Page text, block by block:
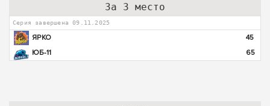
За 3 место
Серия завершена 09.11.2025
ЯРКО
45
ЮБ-11
65